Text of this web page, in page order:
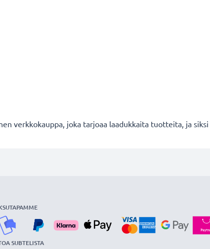
verkkokauppa, joka tarjoaa laadukkaita tuotteita, ja
SUBTELISTA